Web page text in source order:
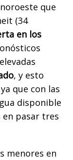
que
(34
en los
, y esto
que con las
disponible
pasar tres
menores en